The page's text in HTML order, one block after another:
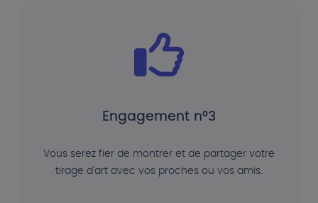
Engagement n°3
Vous serez fier de montrer et de partager votre
tirage d'art avec vos proches ou vos amis.